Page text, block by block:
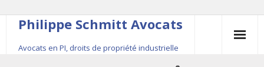
Philippe Schmitt Avocats
Avocats en PI, droits de propriété industrielle